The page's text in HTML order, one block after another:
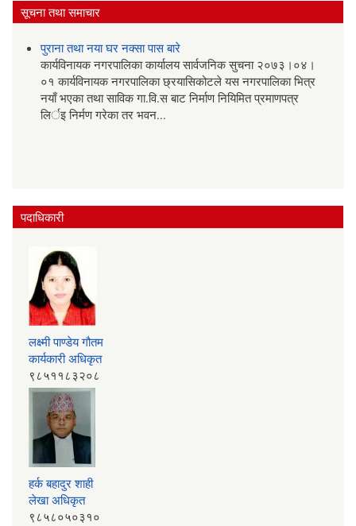
सूचना तथा समाचार
पुराना तथा नया घर नक्सा पास बारे
कार्यविनायक नगरपालिका कार्यालय सार्वजनिक सुचना २०७३।०४।
०१ कार्यविनायक नगरपालिका छ्रयासिकोटले यस नगरपालिका भित्र
नयाँ भएका तथा साविक गा.वि.स बाट निर्माण नियिमित प्रमाणपत्र
लिर्इ निर्मण गरेका तर भवन...
पदाधिकारी
लक्ष्मी पाण्डेय गौतम
कार्यकारी अधिकृत
९८५११८३२०८
हर्क बहादुर शाही
लेखा अधिकृत
९८५८०५०३१०